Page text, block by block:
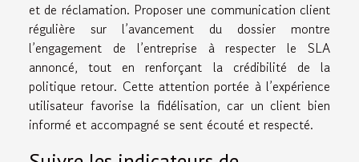
et de réclamation. Proposer une communication client
régulière sur l’avancement du dossier montre
l’engagement de l’entreprise à respecter le SLA
annoncé, tout en renforçant la crédibilité de la
politique retour. Cette attention portée à l’expérience
utilisateur favorise la fidélisation, car un client bien
informé et accompagné se sent écouté et respecté.